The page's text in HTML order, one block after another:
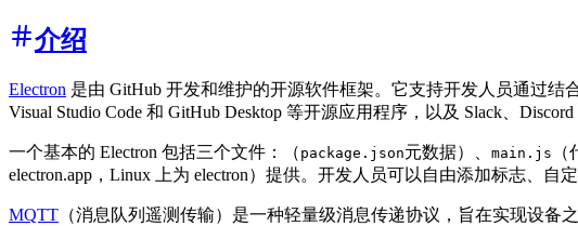
介绍
Electron 是由 GitHub 开发和维护的开源软件框架。它支持开发人员通过结
Visual Studio Code 和 GitHub Desktop 等开源应用程序，以及 Slack、
一个基本的 Electron 包括三个文件：（ package.json元数据）、 main.js
electron.app，Linux 上为 electron）提供。开发人员可以自由添加标志、自
MQTT （消息队列遥测传输）是一种轻量级消息传递协议，旨在实现设